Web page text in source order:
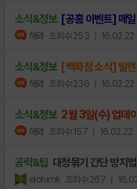
소식&정보 [공홈 이벤트] 매
해와 조회수:253 | 16.02.22
소식&정보 [백화점 소식] 발
해와 조회수:236 | 16.02.22
소식&정보 2월 3일(수) 업데
해와 조회수:157 | 16.02.22
공략&팁 대청묶기 간단 방지법
elohimk 조회수:267 |